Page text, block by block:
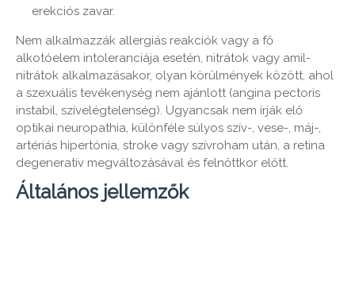
erekciós zavar.
Nem alkalmazzák allergiás reakciók vagy a fő
alkotóelem intoleranciája esetén, nitrátok vagy amil-
nitrátok alkalmazásakor, olyan körülmények között, ahol
a szexuális tevékenység nem ajánlott (angina pectoris
instabil, szívelégtelenség). Ugyancsak nem írják elő
optikai neuropathia, különféle súlyos szív-, vese-, máj-,
artériás hipertónia, stroke vagy szívroham után, a retina
degeneratív megváltozásával és felnőttkor előtt.
Általános jellemzők